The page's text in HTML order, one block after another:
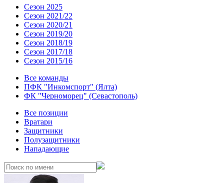
Сезон 2025
Сезон 2021/22
Сезон 2020/21
Сезон 2019/20
Сезон 2018/19
Сезон 2017/18
Сезон 2015/16
Все команды
ПФК "Инкомспорт" (Ялта)
ФК "Черноморец" (Севастополь)
Все позиции
Вратари
Защитники
Полузащитники
Нападающие